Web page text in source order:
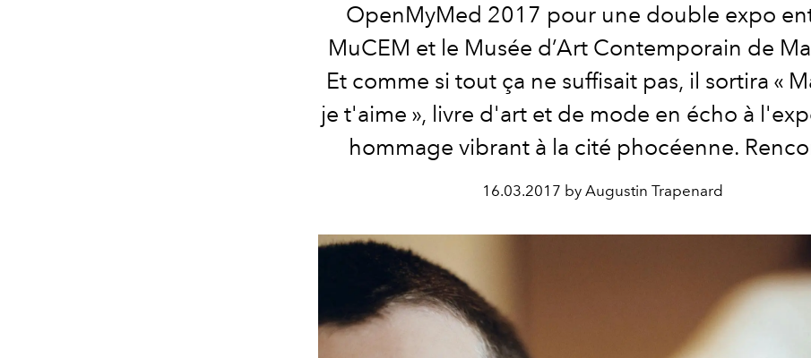
OpenMyMed 2017 pour une double expo
MuCEM et le Musée d’Art Contemporain de
Et comme si tout ça ne suffisait pas, il sortira «
je t'aime », livre d'art et de mode en écho à
hommage vibrant à la cité phocéenne.
16.03.2017 by Augustin Trapenard